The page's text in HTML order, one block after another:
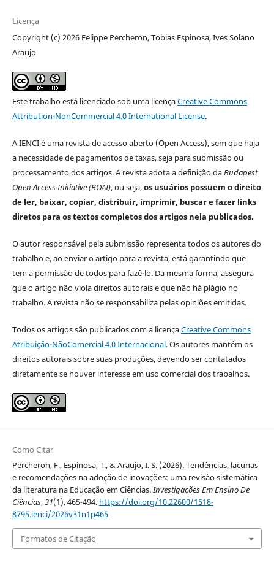
Licença
Copyright (c) 2026 Felippe Percheron, Tobias Espinosa, Ives Solano
Araujo
Este trabalho está licenciado sob uma licençaCreative Commons
Attribution-NonCommercial 4.0 International License.
A IENCI é uma revista de acesso aberto (Open Access), sem que haja
a necessidade de pagamentos de taxas, seja para submissão ou
processamento dos artigos. A revista adota a definição daBudapest
Open Access Initiative (BOAI), ou seja,os usuários possuem o direito
de ler, baixar, copiar, distribuir, imprimir, buscar e fazer links
diretos para os textos completos dos artigos nela publicados.
O autor responsável pela submissão representa todos os autores do
trabalho e, ao enviar o artigo para a revista, está garantindo que
tem a permissão de todos para fazê-lo. Da mesma forma, assegura
que o artigo não viola direitos autorais e que não há plágio no
trabalho. A revista não se responsabiliza pelas opiniões emitidas.
Todos os artigos são publicados com a licençaCreative Commons
Atribuição-NãoComercial 4.0 Internacional. Os autores mantém os
direitos autorais sobre suas produções, devendo ser contatados
diretamente se houver interesse em uso comercial dos trabalhos.
Como Citar
Percheron, F., Espinosa, T., & Araujo, I. S. (2026). Tendências, lacunas
e recomendações na adoção de inovações: uma revisão sistemática
da literatura na Educação em Ciências.Investigações Em Ensino De
Ciências,31(1), 465-494. https://doi.org/10.22600/1518-
8795.ienci/2026v31n1p465
Formatos de Citação